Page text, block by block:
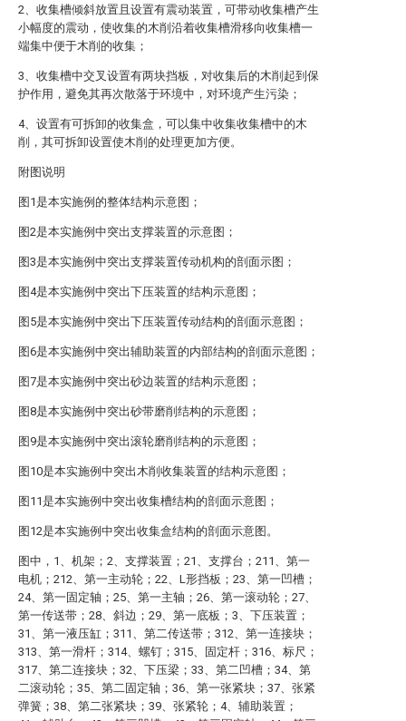
2、收集槽倾斜放置且设置有震动装置，可带动收集槽产生
小幅度的震动，使收集的木削沿着收集槽滑移向收集槽一
端集中便于木削的收集；
3、收集槽中交叉设置有两块挡板，对收集后的木削起到保
护作用，避免其再次散落于环境中，对环境产生污染；
4、设置有可拆卸的收集盒，可以集中收集收集槽中的木
削，其可拆卸设置使木削的处理更加方便。
附图说明
图1是本实施例的整体结构示意图；
图2是本实施例中突出支撑装置的示意图；
图3是本实施例中突出支撑装置传动机构的剖面示图；
图4是本实施例中突出下压装置的结构示意图；
图5是本实施例中突出下压装置传动结构的剖面示意图；
图6是本实施例中突出辅助装置的内部结构的剖面示意图；
图7是本实施例中突出砂边装置的结构示意图；
图8是本实施例中突出砂带磨削结构的示意图；
图9是本实施例中突出滚轮磨削结构的示意图；
图10是本实施例中突出木削收集装置的结构示意图；
图11是本实施例中突出收集槽结构的剖面示意图；
图12是本实施例中突出收集盒结构的剖面示意图。
图中，1、机架；2、支撑装置；21、支撑台；211、第一
电机；212、第一主动轮；22、L形挡板；23、第一凹槽；
24、第一固定轴；25、第一主轴；26、第一滚动轮；27、
第一传送带；28、斜边；29、第一底板；3、下压装置；
31、第一液压缸；311、第二传送带；312、第一连接块；
313、第一滑杆；314、螺钉；315、固定杆；316、标尺；
317、第二连接块；32、下压梁；33、第二凹槽；34、第
二滚动轮；35、第二固定轴；36、第一张紧块；37、张紧
弹簧；38、第二张紧块；39、张紧轮；4、辅助装置；